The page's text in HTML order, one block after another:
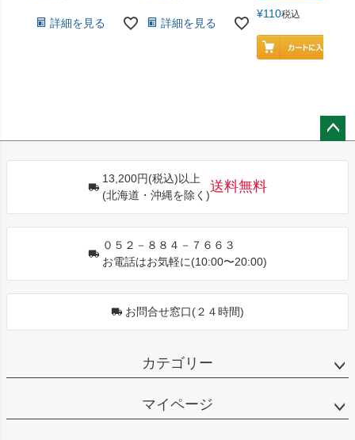
詳細を見る 詳細を見る
¥110税込
13,200円(税込)以上
(北海道・沖縄を除く)
送料無料
０５２－８８４－７６６３
お電話はお気軽に(10:00〜20:00)
お問合せ窓口(２４時間)
カテゴリー
マイページ